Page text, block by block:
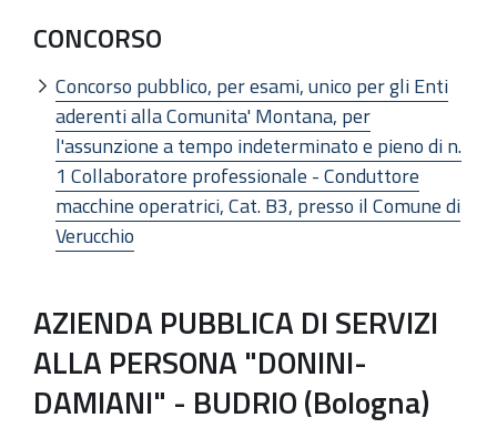
CONCORSO
Concorso pubblico, per esami, unico per gli Enti
aderenti alla Comunita' Montana, per
l'assunzione a tempo indeterminato e pieno di n.
1 Collaboratore professionale - Conduttore
macchine operatrici, Cat. B3, presso il Comune di
Verucchio
AZIENDA PUBBLICA DI SERVIZI
ALLA PERSONA "DONINI-
DAMIANI" - BUDRIO (Bologna)